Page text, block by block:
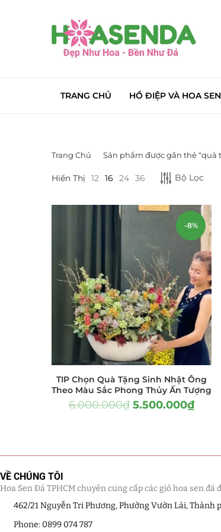
TRANG CHỦ HỒ ĐIỆP VÀ HOA
DANH MỤC SẢN PHẨM
(8)
Hồ Điệp và Hoa Sen đá (289)
Lan Hồ Điệp Truyền Thống
(132)
Lũa Hồ Điệp Sen Đá
(91)
Tiểu Cảnh Lan Sen Đá (63)
Hoa Ngày Lễ 8/3 (38)
Hoa Tặng 14/2 (16)
Quà Noel - Quà Giáng Sinh
(41)
Trang Chủ Sản phẩm được gắn thẻ “quà
Hiển Thị 12 16 24 36 Bộ Lọc
-8%
TIP Chọn Quà Tặng Sinh Nhật Ông
Theo Màu Sắc Phong Thủy Ấn Tượng
6.000.000₫ 5.500.000₫
VỀ CHÚNG TÔI
Hoa Sen Đá TPHCM chuyên cung cấp các giỏ hoa sen
462/21 Nguyễn Tri Phương, Phường Vườn Lài, Thành
Phone: 0899 074 787